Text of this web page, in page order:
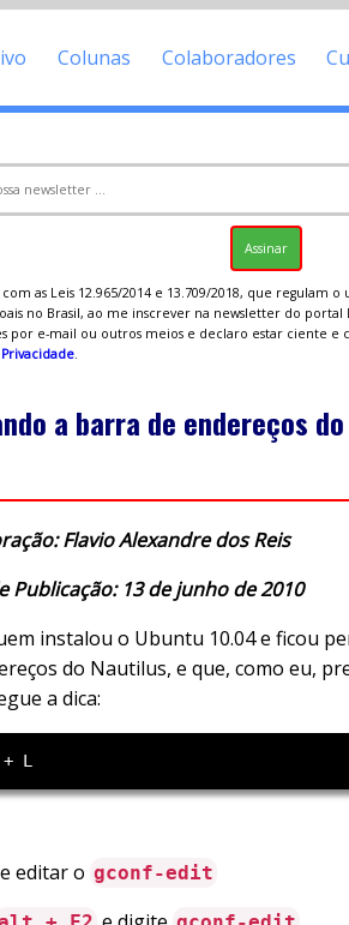
Colunas Colaboradores
as Leis 12.965/2014 e 13.709/2018, que regulam
no Brasil, ao me inscrever na newsletter do portal
por e-mail ou outros meios e declaro estar ciente e
.
a barra de endereços
Flavio Alexandre dos Reis
Publicação: 13 de junho de 2010
instalou o Ubuntu 10.04 e ficou
do Nautilus, e que, como eu,
a dica:
editar o gconf-edit